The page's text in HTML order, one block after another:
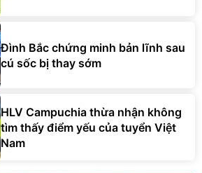
Đình Bắc chứng minh bản lĩnh sau
cú sốc bị thay sớm
HLV Campuchia thừa nhận không
tìm thấy điểm yếu của tuyển Việt
Nam